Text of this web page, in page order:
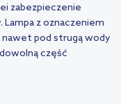
zabezpieczenie
z oznaczeniem
nawet pod strugą wody
część